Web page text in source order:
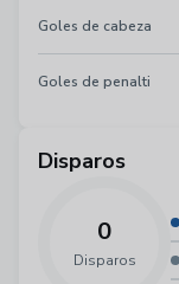
Goles de cabeza
Goles de penalti
Disparos
0
Disparos